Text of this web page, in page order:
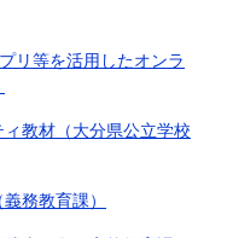
リ等を活用したオンラ
教材（大分県公立学校
務教育課）